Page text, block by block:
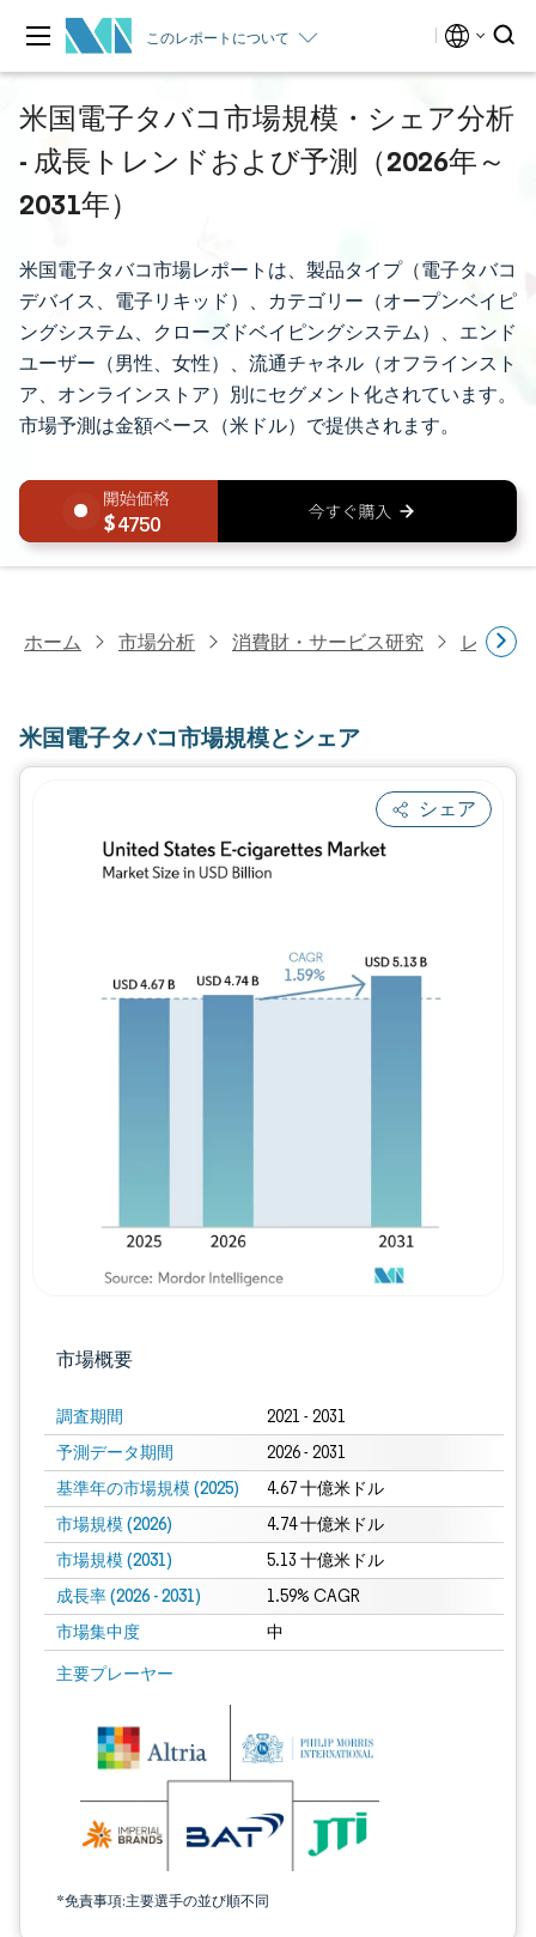
このレポートについて
米国電子タバコ市場規模・シェア分析
- 成長トレンドおよび予測（2026年～
2031年）
米国電子タバコ市場レポートは、製品タイプ（電子タバコ
デバイス、電子リキッド）、カテゴリー（オープンベイピ
ングシステム、クローズドベイピングシステム）、エンド
ユーザー（男性、女性）、流通チャネル（オフラインスト
ア、オンラインストア）別にセグメント化されています。
市場予測は金額ベース（米ドル）で提供されます。
4750
ホーム 市場分析 消費財・サービス研究 レクリ
米国電子タバコ市場規模とシェア
シェア
市場概要
調査期間 2021 - 2031
予測データ期間 2026 - 2031
基準年の市場規模 (2025) 4.67 十億米ドル
市場規模 (2026) 4.74 十億米ドル
市場規模 (2031) 5.13 十億米ドル
成長率 (2026 - 2031) 1.59% CAGR
市場集中度 中
主要プレーヤー
*免責事項:主要選手の並び順不同
画像 © Mordor Intelligence。再利用にはCC BY 4.0の表示が必要です。